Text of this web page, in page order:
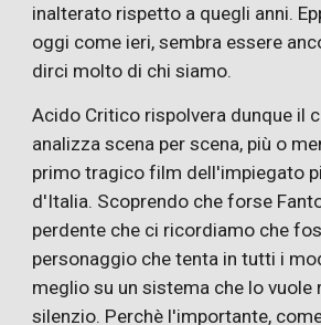
inalterato rispetto a quegli anni.
oggi come ieri, sembra essere
dirci molto di chi siamo.
Acido Critico rispolvera dunque il
analizza scena per scena, più o
primo tragico film dell'impiegato
d'Italia. Scoprendo che forse
perdente che ci ricordiamo che
personaggio che tenta in tutti i
meglio su un sistema che lo vuole
silenzio. Perchè l'importante,